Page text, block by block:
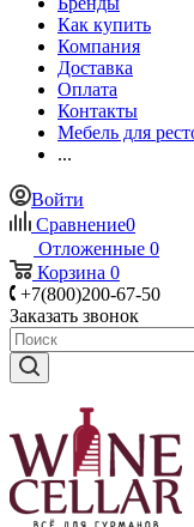
Как купить
Компания
Доставка
Оплата
Контакты
Мебель для
...
Войти
Сравнение0
Отложенные 0
Корзина 0
+7(800)200-67-50
Заказать звонок